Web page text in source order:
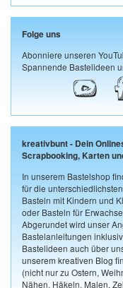
Folge uns
Abonniere unseren
Spannende Bastelideen
kreativbunt - Dein
Scrapbooking, Karten
In unserem Bastelshop
für die
Basteln mit Kindern und
oder Basteln für
Abgerundet wird unser
Bastelanleitungen
Bastelideen auch über
unserem kreativen Blog
(nicht nur zu Ostern,
Nähen, Häkeln, Malen,